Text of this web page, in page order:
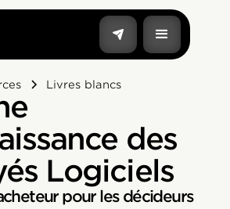
Livres blancs
des
Logiciels
pour les décideurs